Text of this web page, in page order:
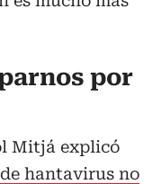
por
Mitjá explicó
hantavirus no